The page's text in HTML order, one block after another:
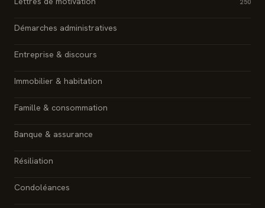
250
Démarches administratives
Entreprise & discours
Immobilier & habitation
Famille & consommation
Banque & assurance
Résiliation
Condoléances